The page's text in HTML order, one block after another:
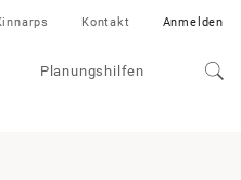
Planungshilfen
Kontakt Anmelden